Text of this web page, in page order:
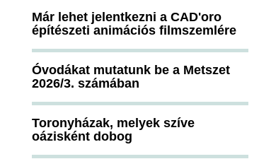
Már lehet jelentkezni a CAD'oro
építészeti animációs filmszemlére
Óvodákat mutatunk be a Metszet
2026/3. számában
Toronyházak, melyek szíve
oázisként dobog